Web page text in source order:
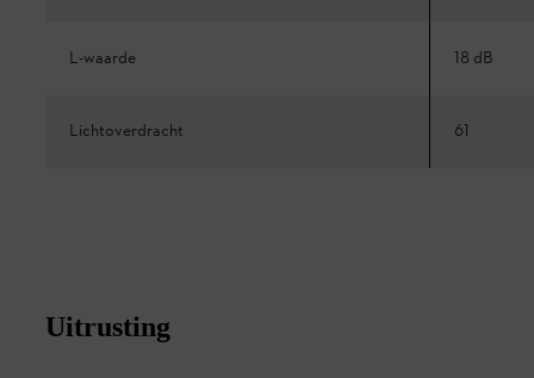
L-waarde 18 dB
Lichtoverdracht 61
Uitrusting